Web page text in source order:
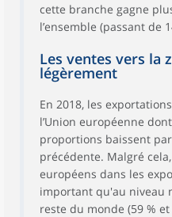
cette branche gagne
l’ensemble (passant de
Les ventes vers la
légèrement
En 2018, les
l’Union européenne
proportions baissent
précédente. Malgré
européens dans les
important qu'au niveau
reste du monde (59 %